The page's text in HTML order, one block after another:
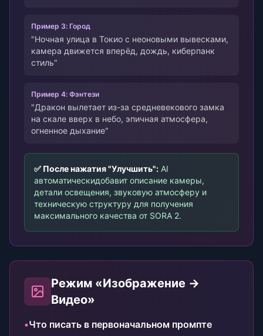
Пример 3: Город
"Ночная улица в Токио с неоновыми вывесками,
камера движется вперёд, дождь, киберпанк
стиль"
Пример 4: Фэнтези
"Дракон вылетает из-за средневекового замка
на скале вверх в небо, эпичная атмосфера,
огненное дыхание"
✅ После нажатия "Улучшить": AI
автоматическидобавит описание камеры,
детали освещения, звуковую атмосферу и
техническую структуру для получения
максимального качества от SORA 2.
Режим «Изображение →
Видео»
•Что писать в первоначальном промпте